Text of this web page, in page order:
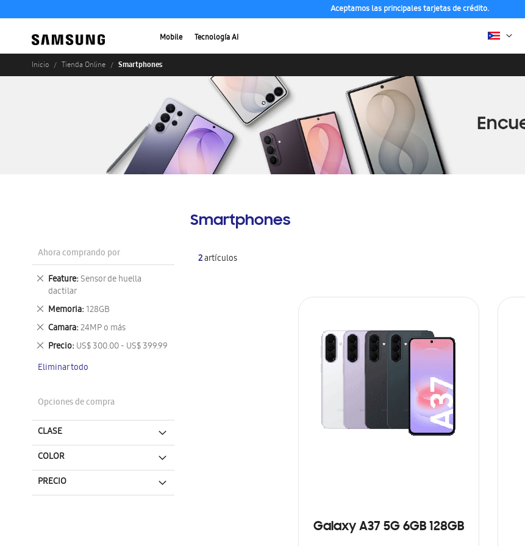
Aceptamos las principales tarjetas de crédito.
Mobile Tecnología AI
Inicio Tienda Online Smartphones
Smartphones
2artículos
Galaxy A37 5G 6GB 128GB
Ahora comprando por
Feature Sensor de huella
dactilar
Eliminar
este
artículo
Memoria 128GB
Eliminar
este
artículo
Camara 24MP o más
Eliminar
este
artículo
Precio US$ 300.00 - US$ 399.99
Eliminar
artículo
Eliminar todo
Opciones de compra
CLASE
COLOR
PRECIO